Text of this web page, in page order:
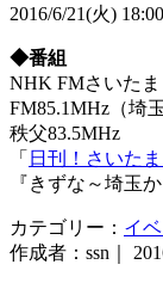
2016/6/21(火)
◆番組
NHK FMさいたま
FM85.1MHz（埼
秩父83.5MHz
「 日刊！さいた
『きずな～埼玉
カテゴリー： イ
作成者：ssn｜